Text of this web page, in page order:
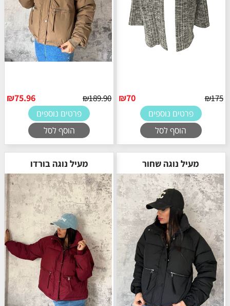
₪175
₪70
פרטים נוספים
הוסף לסל
₪189.90
₪75.96
פרטים נוספים
הוסף לסל
מעיל נוגה שחור מעיל נוגה בורדו